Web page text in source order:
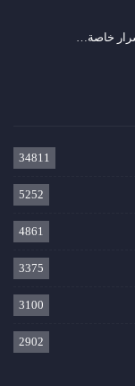
خاصة…
34811
5252
4861
3375
3100
2902